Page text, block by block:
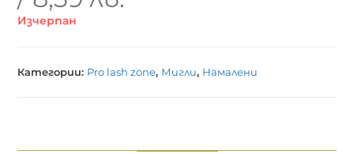
Изчерпан
Категории: Pro lash zone, Мигли, Намалени